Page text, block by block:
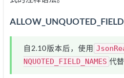
自2.10版本后，使用
NQUOTED_FIELD_NAMES 代替